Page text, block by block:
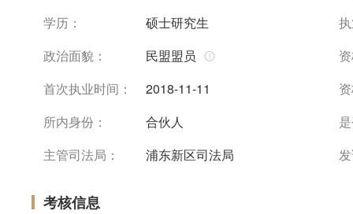
学历：
硕士研究生
政治面貌：
民盟盟员
首次执业时间：
2018-11-11
所内身份：
合伙人
主管司法局：
浦东新区司法局
考核信息